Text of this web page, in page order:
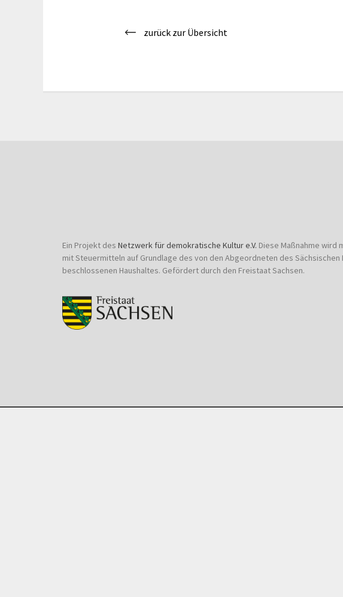
zurück zur Übersicht
Ein Projekt des Netzwerk für demokratische Kultur e.V. Diese Maßnahme wird
mit Steuermitteln auf Grundlage des von den Abgeordneten des Sächsischen
beschlossenen Haushaltes. Gefördert durch den Freistaat Sachsen.